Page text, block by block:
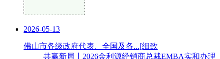
2026-05-13
佛山市各级政府代表、全国及各...[细致
共赢新局丨2026金利源经销商总裁EMBA实和办理